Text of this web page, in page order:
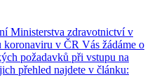
Ministerstva zdravotnictví v
v ČR Vás žádáme o
požadavků při vstupu na
přehled najdete v článku: